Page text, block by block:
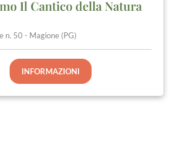
Il Cantico della Natura
n. 50 - Magione (PG)
INFORMAZIONI